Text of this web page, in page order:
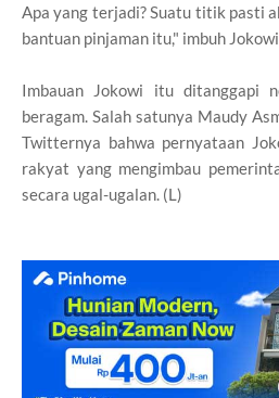
Apa yang terjadi? Suatu titik pasti
bantuan pinjaman itu," imbuh
Imbauan Jokowi itu ditanggapi
beragam. Salah satunya Maudy
Twitternya bahwa pernyataan
rakyat yang mengimbau
secara ugal-ugalan. (L)